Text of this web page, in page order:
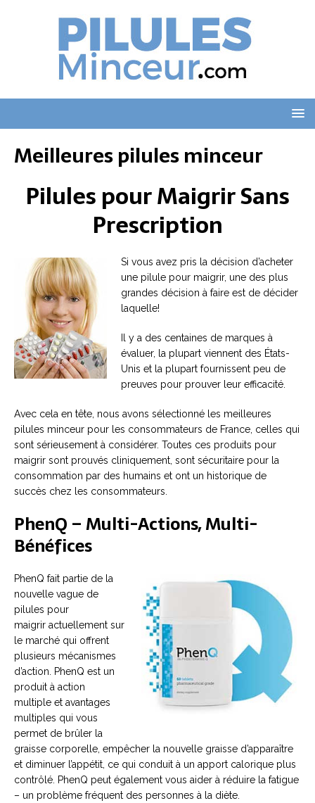
Meilleures pilules minceur
Pilules pour Maigrir Sans
Prescription
Si vous avez pris la décision d’acheter
une pilule pour maigrir, une des plus
grandes décision à faire est de décider
laquelle!
Il y a des centaines de marques à
évaluer, la plupart viennent des États-
Unis et la plupart fournissent peu de
preuves pour prouver leur efficacité.
Avec cela en tête, nous avons sélectionné les meilleures
pilules minceur pour les consommateurs de France, celles qui
sont sérieusement à considérer. Toutes ces produits pour
maigrir sont prouvés cliniquement, sont sécuritaire pour la
consommation par des humains et ont un historique de
succès chez les consommateurs.
PhenQ – Multi-Actions, Multi-
Bénéfices
PhenQ fait partie de la
nouvelle vague de
pilules pour
maigrir actuellement sur
le marché qui offrent
plusieurs mécanismes
d’action. PhenQ est un
produit à action
multiple et avantages
multiples qui vous
permet de brûler la
graisse corporelle, empêcher la nouvelle graisse d’apparaître
et diminuer l’appétit, ce qui conduit à un apport calorique plus
contrôlé. PhenQ peut également vous aider à réduire la fatigue
– un problème fréquent des personnes à la diète.